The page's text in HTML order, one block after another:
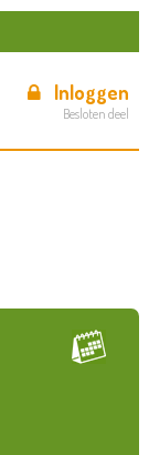
Inloggen
Besloten deel